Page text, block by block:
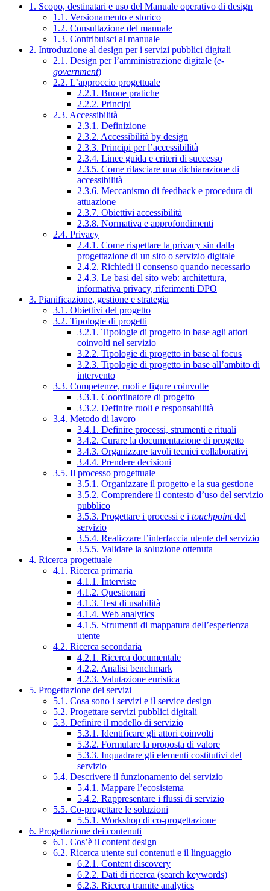
1. Scopo, destinatari e uso del Manuale operativo di design
1.1. Versionamento e storico
1.2. Consultazione del manuale
1.3. Contribuisci al manuale
2. Introduzione al design per i servizi pubblici digitali
2.1. Design per l’amministrazione digitale (e-
government)
2.2. L’approccio progettuale
2.2.1. Buone pratiche
2.2.2. Principi
2.3. Accessibilità
2.3.1. Definizione
2.3.2. Accessibilità by design
2.3.3. Principi per l’accessibilità
2.3.4. Linee guida e criteri di successo
2.3.5. Come rilasciare una dichiarazione di
accessibilità
2.3.6. Meccanismo di feedback e procedura di
attuazione
2.3.7. Obiettivi accessibilità
2.3.8. Normativa e approfondimenti
2.4. Privacy
2.4.1. Come rispettare la privacy sin dalla
progettazione di un sito o servizio digitale
2.4.2. Richiedi il consenso quando necessario
2.4.3. Le basi del sito web: architettura,
informativa privacy, riferimenti DPO
3. Pianificazione, gestione e strategia
3.1. Obiettivi del progetto
3.2. Tipologie di progetti
3.2.1. Tipologie di progetto in base agli attori
coinvolti nel servizio
3.2.2. Tipologie di progetto in base al focus
3.2.3. Tipologie di progetto in base all’ambito di
intervento
3.3. Competenze, ruoli e figure coinvolte
3.3.1. Coordinatore di progetto
3.3.2. Definire ruoli e responsabilità
3.4. Metodo di lavoro
3.4.1. Definire processi, strumenti e rituali
3.4.2. Curare la documentazione di progetto
3.4.3. Organizzare tavoli tecnici collaborativi
3.4.4. Prendere decisioni
3.5. Il processo progettuale
3.5.1. Organizzare il progetto e la sua gestione
3.5.2. Comprendere il contesto d’uso del servizio
pubblico
3.5.3. Progettare i processi e i touchpointdel
servizio
3.5.4. Realizzare l’interfaccia utente del servizio
3.5.5. Validare la soluzione ottenuta
4. Ricerca progettuale
4.1. Ricerca primaria
4.1.1. Interviste
4.1.2. Questionari
4.1.3. Test di usabilità
4.1.4. Web analytics
4.1.5. Strumenti di mappatura dell’esperienza
utente
4.2. Ricerca secondaria
4.2.1. Ricerca documentale
4.2.2. Analisi benchmark
4.2.3. Valutazione euristica
5. Progettazione dei servizi
5.1. Cosa sono i servizi e il service design
5.2. Progettare servizi pubblici digitali
5.3. Definire il modello di servizio
5.3.1. Identificare gli attori coinvolti
5.3.2. Formulare la proposta di valore
5.3.3. Inquadrare gli elementi costitutivi del
servizio
5.4. Descrivere il funzionamento del servizio
5.4.1. Mappare l’ecosistema
5.4.2. Rappresentare i flussi di servizio
5.5. Co-progettare le soluzioni
5.5.1. Workshop di co-progettazione
6. Progettazione dei contenuti
6.1. Cos’è il content design
6.2. Ricerca utente sui contenuti e il linguaggio
6.2.1. Content discovery
6.2.2. Dati di ricerca (search keywords)
6.2.3. Ricerca tramite analytics